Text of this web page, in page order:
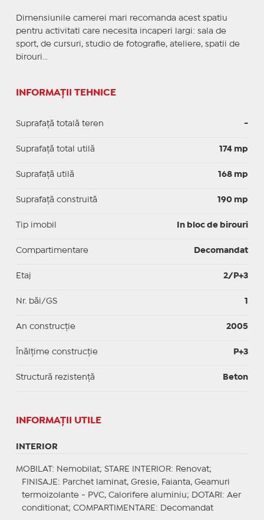
Dimensiunile camerei mari recomanda acest spatiu
pentru activitati care necesita incaperi largi: sala de
sport, de cursuri, studio de fotografie, ateliere, spatii de
birouri...
INFORMAȚII TEHNICE
Suprafață totală teren -
Suprafaţă total utilă 174 mp
Suprafaţă utilă 168 mp
Suprafaţă construită 190 mp
Tip imobil In bloc de birouri
Compartimentare Decomandat
Etaj 2/P+3
Nr. băi/GS 1
An construcție 2005
Înălțime construcție P+3
Structură rezistență Beton
INFORMAŢII UTILE
INTERIOR
MOBILAT : Nemobilat; STARE INTERIOR: Renovat;
FINISAJE : Parchet laminat, Gresie, Faianta, Geamuri
termoizolante - PVC, Calorifere aluminiu;
DOTARI : Aer
conditionat; COMPARTIMENTARE : Decomandat